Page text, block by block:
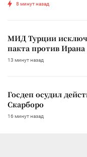
8 минут назад
МИД Турции
пакта против Ирана
13 минут назад
Госдеп осудил
Скарборо
16 минут назад